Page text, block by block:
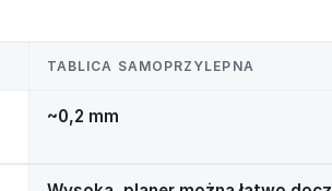
TABLICA SAMOPRZYLEPNA
~0,2 mm